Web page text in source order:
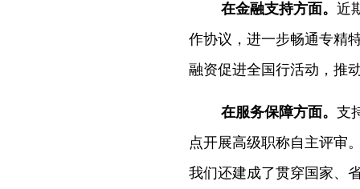
在金融支持方面。 近
作协议，进一步畅通专精
融资促进全国行活动，推
在服务保障方面。 支
点开展高级职称自主评审
我们还建成了贯穿国家、